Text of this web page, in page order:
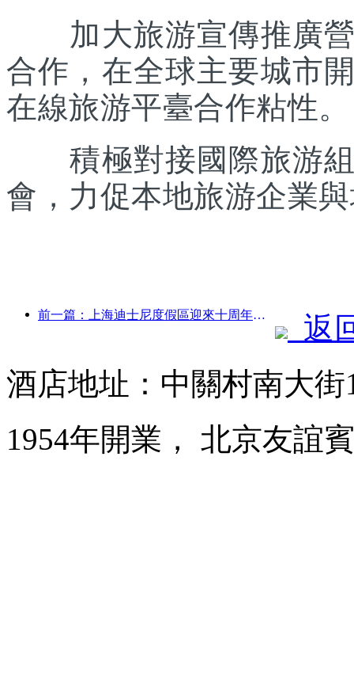
加大旅游宣傳推廣營
合作，在全球主要城市
在線旅游平臺合作粘性。
積極對接國際旅游組
會，力促本地旅游企業
前一篇：上海迪士尼度假區迎來十周年，累計接待游客超1億人次
返
酒店地址：中關村南大街
1954年開業， 北京友